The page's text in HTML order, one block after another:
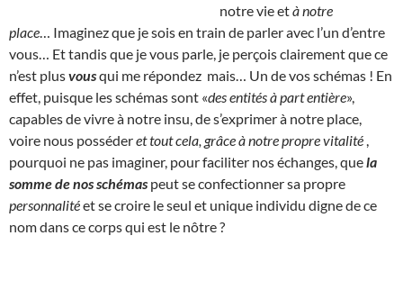
notre vie età notre
place … Imaginez que je sois en train de parler avec l’un d’entre
vous… Et tandis que je vous parle, je perçois clairement que ce
n’est plusvousqui me répondez mais… Un de vos schémas ! En
effet, puisque les schémas sont «des entités à part entière»,
capables de vivre à notre insu, de s’exprimer à notre place,
voire nous posséderet tout cela, grâce à notre propre vitalité
pourquoi ne pas imaginer, pour faciliter nos échanges, quela
somme de nos schémas peut se confectionner sa propre
personnalitéet se croire le seul et unique individu digne de ce
nom dans ce corps qui est le nôtre ?